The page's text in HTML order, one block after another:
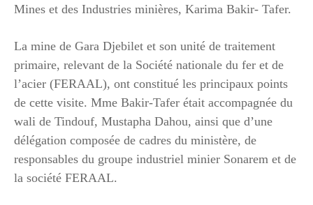
Mines et des Industries minières, Karima Bakir- Tafer.
La mine de Gara Djebilet et son unité de traitement
primaire, relevant de la Société nationale du fer et de
l’acier (FERAAL), ont constitué les principaux points
de cette visite. Mme Bakir-Tafer était accompagnée du
wali de Tindouf, Mustapha Dahou, ainsi que d’une
délégation composée de cadres du ministère, de
responsables du groupe industriel minier Sonarem et de
la société FERAAL.